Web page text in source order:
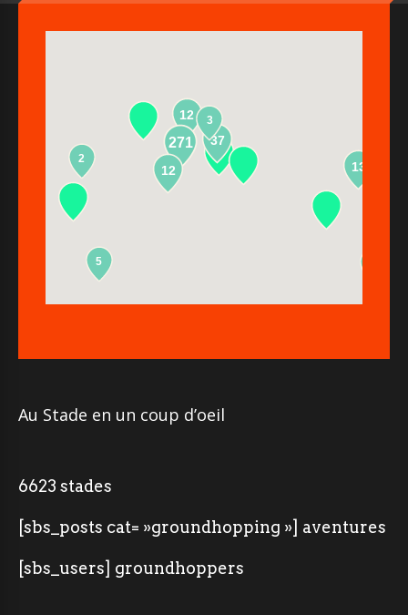
12
271
13
37
2
5
12
3
Au Stade en un coup d’oeil
6623 stades
[sbs_posts cat= »groundhopping »] aventures
[sbs_users] groundhoppers